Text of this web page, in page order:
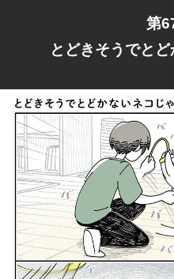
第
とどきそうでと